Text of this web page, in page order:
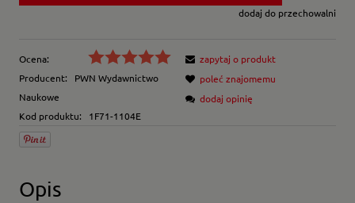
dodaj do przechowalni
Ocena:
Producent:
PWN Wydawnictwo
Naukowe
Kod produktu:
1F71-1104E
zapytaj o produkt
poleć znajomemu
dodaj opinię
Opis